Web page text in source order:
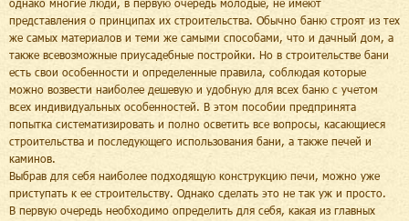
однако многие люди, в первую очередь молодые, не имеют
представления о принципах их строительства. Обычно баню строят из тех
же самых материалов и теми же самыми способами, что и дачный дом, а
также всевозможные приусадебные постройки. Но в строительстве бани
есть свои особенности и определенные правила, соблюдая которые
можно возвести наиболее дешевую и удобную для всех баню с учетом
всех индивидуальных особенностей. В этом пособии предпринята
попытка систематизировать и полно осветить все вопросы, касающиеся
строительства и последующего использования бани, а также печей и
каминов.
Выбрав для себя наиболее подходящую конструкцию печи, можно уже
приступать к ее строительству. Однако сделать это не так уж и просто.
В первую очередь необходимо определить для себя, какая из главных